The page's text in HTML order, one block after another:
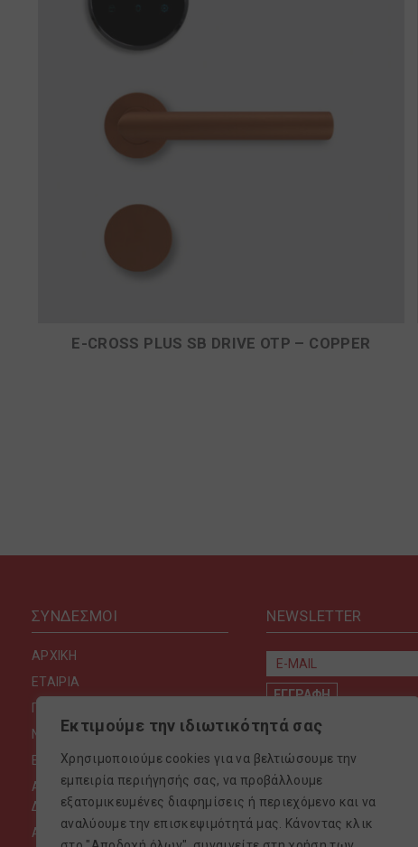
Εκτιμούμε την ιδιωτικότητά σας
Χρησιμοποιούμε cookies για να βελτιώσουμε την
εμπειρία περιήγησής σας, να προβάλλουμε
εξατομικευμένες διαφημίσεις ή περιεχόμενο και να
αναλύουμε την επισκεψιμότητά μας. Κάνοντας κλικ
E-CROSS PLUS SB DRIVE OTP – COPPER
ΣΥΝΔΕΣΜΟΙ
ΑΡΧΙΚΗ
ΕΤΑΙΡΙΑ
ΠΡΟΪΟΝΤΑ
ΝΕΑ & ΕΚΔΗΛΩΣΕΙΣ
ΕΠΙΚΟΙΝΩΝΙΑ
ΑΣΦΑΛΕΙΑ & ΠΡΟΣΩΠΙΚΑ
ΔΕΔΟΜΕΝΑ
ΑΝΤΙΜΕΤΩΠΙΣΗ ΚΑΤΑ ΤΗΣ ΒΙΑΣ
NEWSLETTER